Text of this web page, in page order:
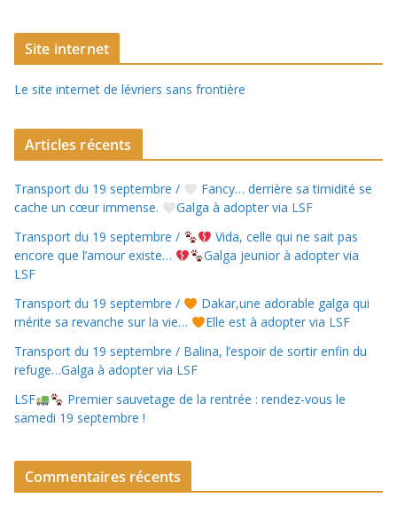
Site internet
Le site internet de lévriers sans frontière
Articles récents
Transport du 19 septembre /
Fancy… derrière sa timidité se
cache un cœur immense.
Galga à adopter via LSF
Transport du 19 septembre /
Vida, celle qui ne sait pas
encore que l’amour existe…
Galga jeunior à adopter via
LSF
Transport du 19 septembre /
Dakar,une adorable galga qui
mérite sa revanche sur la vie…
Elle est à adopter via LSF
Transport du 19 septembre / Balina, l’espoir de sortir enfin du
refuge…Galga à adopter via LSF
LSF
Premier sauvetage de la rentrée : rendez-vous le
samedi 19 septembre !
Commentaires récents